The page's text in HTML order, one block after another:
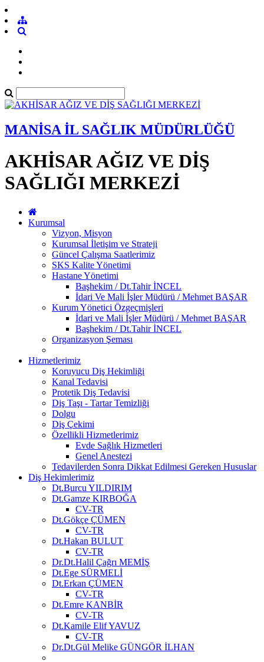
MANİSA İL SAĞLIK MÜDÜRLÜĞÜ
AKHİSAR AĞIZ VE DİŞ
SAĞLIĞI MERKEZİ
Kurumsal
Vizyon, Misyon
Kurumsal İletişim ve Strateji
Güncel Çalışma Saatlerimiz
SKS Kalite Yönetimi
Hastane Yönetimi
Başhekim / Dt.Tahir İNCEL
İdari Ve Mali İşler Müdürü / Mehmet BAŞAR
Kurum Yönetici Özgeçmişleri
İdari ve Mali İşler Müdürü / Mehmet BAŞAR
Başhekim / Dt.Tahir İNCEL
Organizasyon Şeması
Hizmetlerimiz
Koruyucu Diş Hekimliği
Kanal Tedavisi
Protetik Diş Tedavisi
Diş Taşı - Tartar Temizliği
Dolgu
Diş Çekimi
Özellikli Hizmetlerimiz
Evde Sağlık Hizmetleri
Genel Anestezi
Tedavilerden Sonra Dikkat Edilmesi Gereken Hususlar
Diş Hekimlerimiz
Dt.Burcu YILDIRIM
Dt.Gamze KIRBOĞA
CV-TR
Dt.Gökçe ÇÜMEN
CV-TR
Dt.Hakan BULUT
CV-TR
Dr.Dt.Halil Çağrı MEMİŞ
Dt.Ege SÜRMELİ
Dt.Erkan ÇÜMEN
CV-TR
Dt.Emre KANBİR
CV-TR
Dt.Kamile Elif YAVUZ
CV-TR
Dr.Dt.Gül Melike GÜNGÖR İLHAN